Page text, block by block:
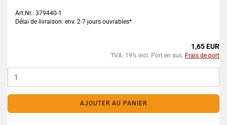
Art.Nr.: 379440-1
Délai de livraison: env. 2-7 jours ouvrables*
1,65 EUR
TVA. 19% incl. Port en sus. Frais de port
AJOUTER AU PANIER